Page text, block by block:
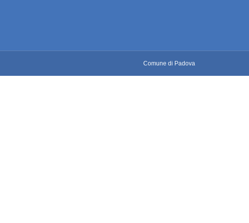
Comune di Padova